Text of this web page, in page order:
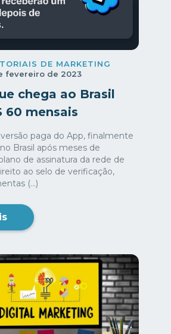
DE MARKETING
fevereiro de 2023
chega ao Brasil
60 mensais
paga do App, finalmente
Brasil após meses de
de assinatura da rede de
ao selo de verificação,
(...)